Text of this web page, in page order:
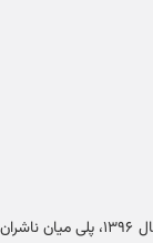
خانه کتاب طاها، مرجع تخصصی آثار علوم انسانی. ما از سال ۱۳۹۶، پلی میان ناشران